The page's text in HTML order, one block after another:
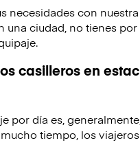
necesidades con
una ciudad, no tienes
casilleros en
por día es,
tiempo, los